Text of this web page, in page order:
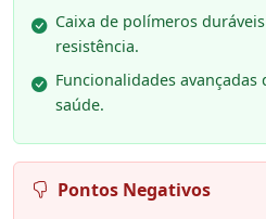
Caixa de polímeros
resistência.
Funcionalidades
saúde.
Pontos Negativos